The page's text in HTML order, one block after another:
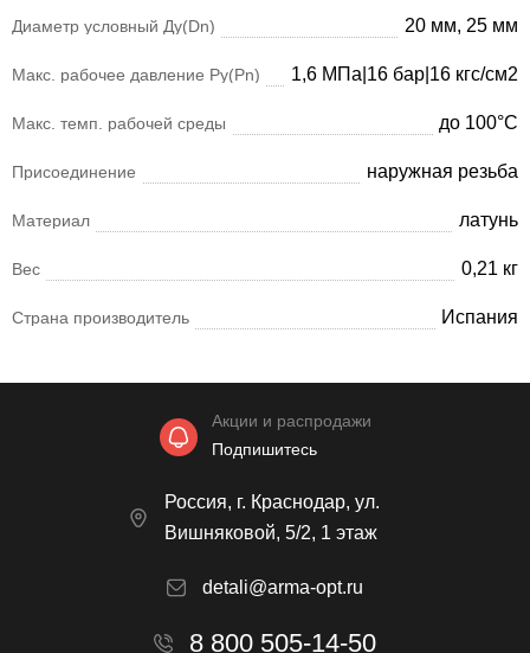
Диаметр условный Ду(Dn) 20 мм, 25 мм
Макс. рабочее давление Ру(Pn) 1,6 МПа|16 бар|16 кгс/см2
Макс. темп. рабочей среды до 100°С
Присоединение наружная резьба
Материал латунь
Вес 0,21 кг
Страна производитель Испания
Акции и распродажи
Подпишитесь
Россия, г. Краснодар, ул.
Вишняковой, 5/2, 1 этаж
detali@arma-opt.ru
8 800 505-14-50